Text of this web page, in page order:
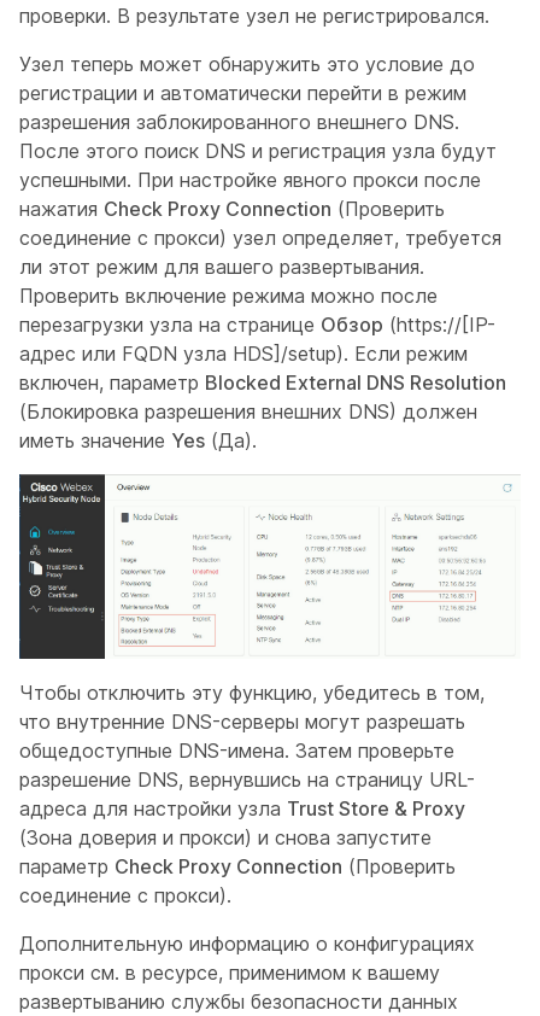
проверки. В результате узел не регистрировался.
Узел теперь может обнаружить это условие до
регистрации и автоматически перейти в режим
разрешения заблокированного внешнего DNS.
После этого поиск DNS и регистрация узла будут
успешными. При настройке явного прокси после
нажатия Check Proxy Connection (Проверить
соединение с прокси) узел определяет, требуется
ли этот режим для вашего развертывания.
Проверить включение режима можно после
перезагрузки узла на странице Обзор (https://[IP-
адрес или FQDN узла HDS]/setup). Если режим
включен, параметр Blocked External DNS Resolution
(Блокировка разрешения внешних DNS) должен
иметь значение Yes (Да).
Чтобы отключить эту функцию, убедитесь в том,
что внутренние DNS-серверы могут разрешать
общедоступные DNS-имена. Затем проверьте
разрешение DNS, вернувшись на страницу URL-
адреса для настройки узла Trust Store & Proxy
(Зона доверия и прокси) и снова запустите
параметр Check Proxy Connection (Проверить
соединение с прокси).
Дополнительную информацию о конфигурациях
прокси см. в ресурсе, применимом к вашему
развертыванию службы безопасности данных